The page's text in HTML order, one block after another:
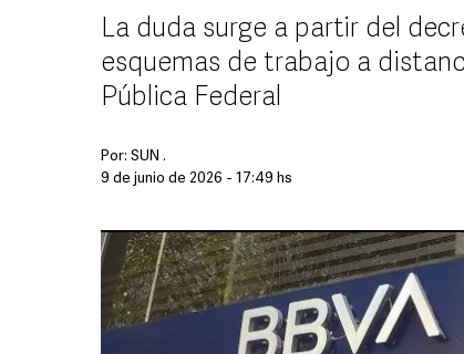
La duda surge a partir del
esquemas de trabajo a
Pública Federal
Por: SUN .
9 de junio de 2026 - 17:49 hs